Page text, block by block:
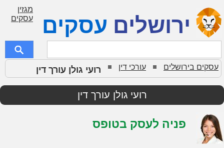
ירושלים עסקים
מגזין
עסקים
עסקים בירושלים עורכי דין רועי גולן עורך דין
רועי גולן עורך דין
פניה לעסק בטופס